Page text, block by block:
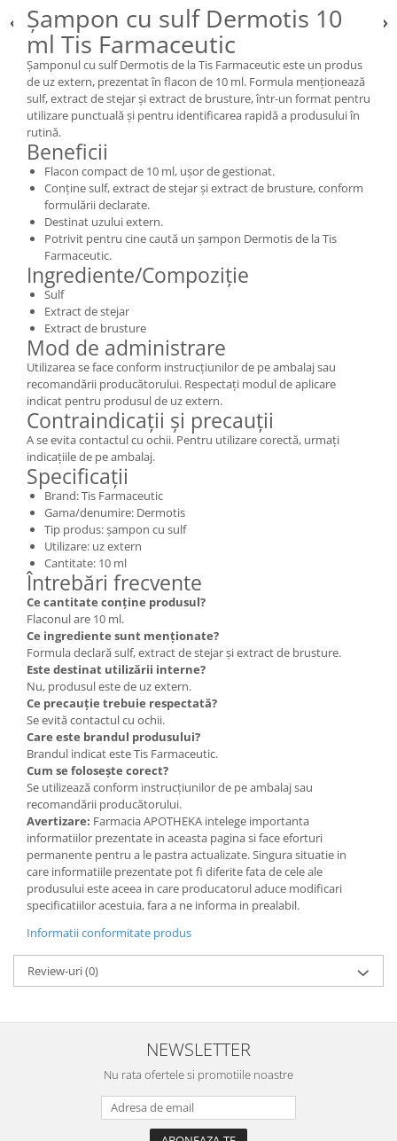
Șampon cu sulf Dermotis 10
ml Tis Farmaceutic
Șamponul cu sulf Dermotis de la Tis Farmaceutic este un produs
de uz extern, prezentat în flacon de 10 ml. Formula menționează
sulf, extract de stejar și extract de brusture, într-un format pentru
utilizare punctuală și pentru identificarea rapidă a produsului în
rutină.
Beneficii
Flacon compact de 10 ml, ușor de gestionat.
Conține sulf, extract de stejar și extract de brusture, conform
formulării declarate.
Destinat uzului extern.
Potrivit pentru cine caută un șampon Dermotis de la Tis
Farmaceutic.
Ingrediente/Compoziție
Sulf
Extract de stejar
Extract de brusture
Mod de administrare
Utilizarea se face conform instrucțiunilor de pe ambalaj sau
recomandării producătorului. Respectați modul de aplicare
indicat pentru produsul de uz extern.
Contraindicații și precauții
A se evita contactul cu ochii. Pentru utilizare corectă, urmați
indicațiile de pe ambalaj.
Specificații
Brand: Tis Farmaceutic
Gama/denumire: Dermotis
Tip produs: șampon cu sulf
Utilizare: uz extern
Cantitate: 10 ml
Întrebări frecvente
Ce cantitate conține produsul?
Flaconul are 10 ml.
Ce ingrediente sunt menționate?
Formula declară sulf, extract de stejar și extract de brusture.
Este destinat utilizării interne?
Nu, produsul este de uz extern.
Ce precauție trebuie respectată?
Se evită contactul cu ochii.
Care este brandul produsului?
Brandul indicat este Tis Farmaceutic.
Cum se folosește corect?
Se utilizează conform instrucțiunilor de pe ambalaj sau
recomandării producătorului.
Avertizare: Farmacia APOTHEKA intelege importanta
informatiilor prezentate in aceasta pagina si face eforturi
permanente pentru a le pastra actualizate. Singura situatie in
care informatiile prezentate pot fi diferite fata de cele ale
produsului este aceea in care producatorul aduce modificari
specificatiilor acestuia, fara a ne informa in prealabil.
Informatii conformitate produs
Review-uri(0)
NEWSLETTER
Nu rata ofertele si promotiile noastre